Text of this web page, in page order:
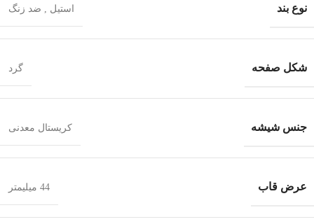
نوع بند استیل , ضد زنگ
شکل صفحه گرد
جنس شیشه کریستال معدنی
عرض قاب 44 میلیمتر